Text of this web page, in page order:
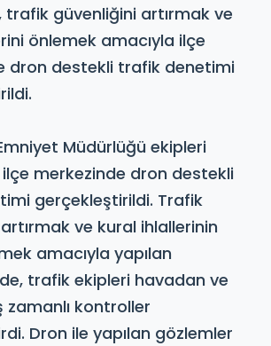
trafik güvenliğini artırmak ve
önlemek amacıyla ilçe
dron destekli trafik denetimi
Müdürlüğü ekipleri
merkezinde dron destekli
gerçekleştirildi. Trafik
ve kural ihlallerinin
amacıyla yapılan
trafik ekipleri havadan ve
zamanlı kontroller
Dron ile yapılan gözlemler